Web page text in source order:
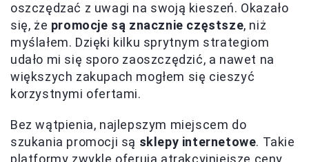
oszczędzać z uwagi na swoją kieszeń. Okazało
się, że promocje są znacznie częstsze, niż
myślałem. Dzięki kilku sprytnym strategiom
udało mi się sporo zaoszczędzić, a nawet na
większych zakupach mogłem się cieszyć
korzystnymi ofertami.
Bez wątpienia, najlepszym miejscem do
szukania promocji są sklepy internetowe. Takie
platformy zwykle oferują atrakcyjniejsze ceny